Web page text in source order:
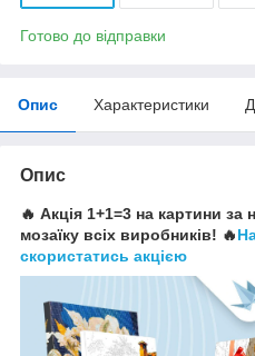
Готово до відправки
Опис Характеристики
Опис
🔥 Акція 1+1=3 на картини
мозаїку всіх виробників! 🔥
скористатись акцією